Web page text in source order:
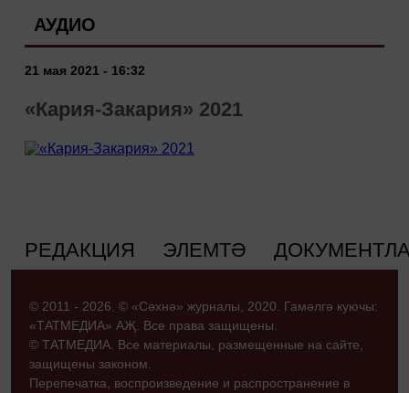
АУДИО
21 мая 2021 - 16:32
«Кария-Закария» 2021
РЕДАКЦИЯ ЭЛЕМТӘ
© 2011 - 2026. © «Сәхнә» журналы, 2020. Гамәлгә куючы:
«ТАТМЕДИА» АҖ. Все права защищены.
© ТАТМЕДИА. Все материалы, размещенные на сайте,
защищены законом.
Перепечатка, воспроизведение и распространение в